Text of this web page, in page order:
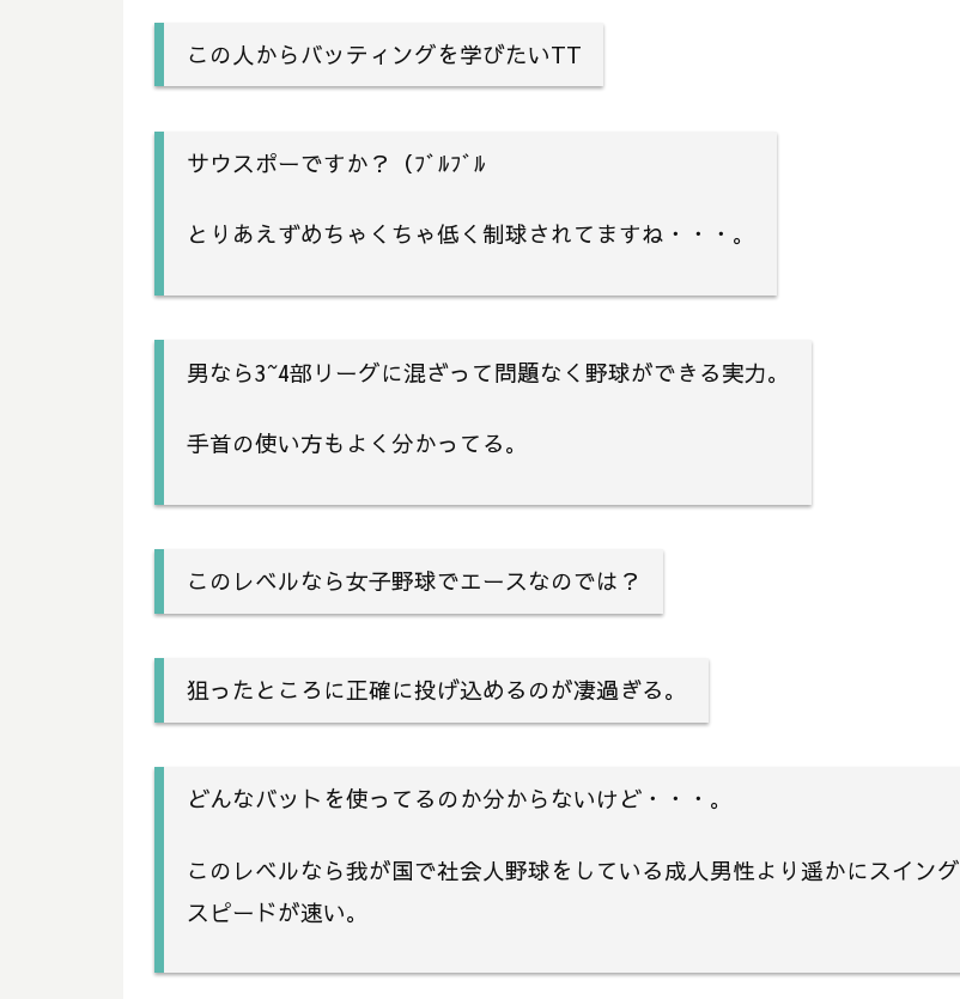
この人からバッティングを学びたいTT
サウスポーですか？（ﾌﾞﾙﾌﾞﾙ
とりあえずめちゃくちゃ低く制球されてますね・・・。
男なら3~4部リーグに混ざって問題なく野球ができる実力。
手首の使い方もよく分かってる。
このレベルなら女子野球でエースなのでは？
狙ったところに正確に投げ込めるのが凄過ぎる。
どんなバットを使ってるのか分からないけど・・・。
このレベルなら我が国で社会人野球をしている成人男性より遥かにスイング
スピードが速い。